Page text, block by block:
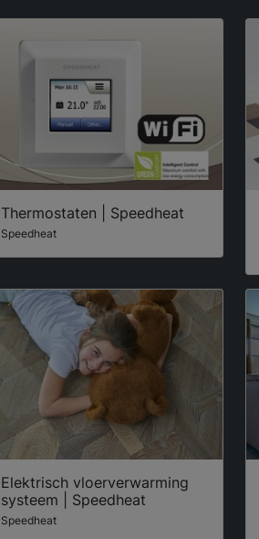
Thermostaten | Speedheat
Speedheat
Elektrisch vloerverwarming
systeem | Speedheat
Speedheat